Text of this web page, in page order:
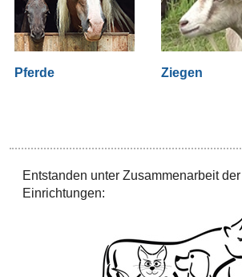
Pferde Ziegen
Entstanden unter Zusammenarbeit
Einrichtungen: